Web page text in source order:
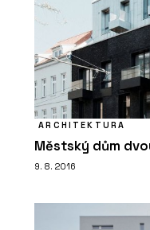
ARCHITEKTURA
Městský dům
9. 8. 2016